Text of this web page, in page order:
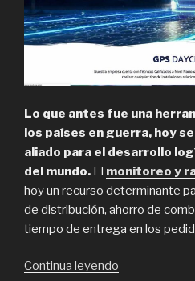
Lo que antes fue una
los países en guerra, hoy
aliado para el desarrollo
del mundo. El monitoreo y
hoy un recurso determinante
de distribución, ahorro de
tiempo de entrega en los
Continua leyendo